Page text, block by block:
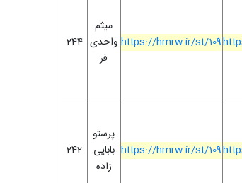
244
میثم
واحدی
فر
https://hmrw.ir/st/109
242
پرستو
بابایی
زاده
https://hmrw.ir/st/109